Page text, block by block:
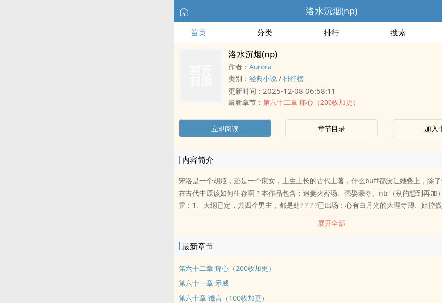
洛水沉烟(np)
首页 分类 排行 搜索
洛水沉烟(np)
作者： Aurora
类别： 经典小说 / 排行榜
更新时间： 2025-12-08 06:58:11
最新章节： 第六十二章 痛心（200收加更）
立即阅读 章节目录 加入
内容简介
宋洛是一个胡姬，还是一个庶女，土生土长的古代土著，什么buff都没让她叠上，除
在古代中原该如何生存啊？本作品包含：追妻火葬场、强娶豪夺、ntr（别的想到再加
雷：1、大纲已定，共四个男主，都是处? ? ? ?已出场：心有白月光的大理寺卿、姐控
少失散的竹马杀手2、有虐女情节，不喜勿入，作者的底线是【女主不会原谅伤害过自
女生子情节，有男主死亡情节（真死，非假死，无重生）4、作者第一次写文，文笔小
指正更新频率：一天一更，100收/200珠加更碎碎念：算是重新补个档，因为平台推流
展开全部
最新章节
第六十二章 痛心（200收加更）
第六十一章 示威
第六十章 谶言（100收加更）